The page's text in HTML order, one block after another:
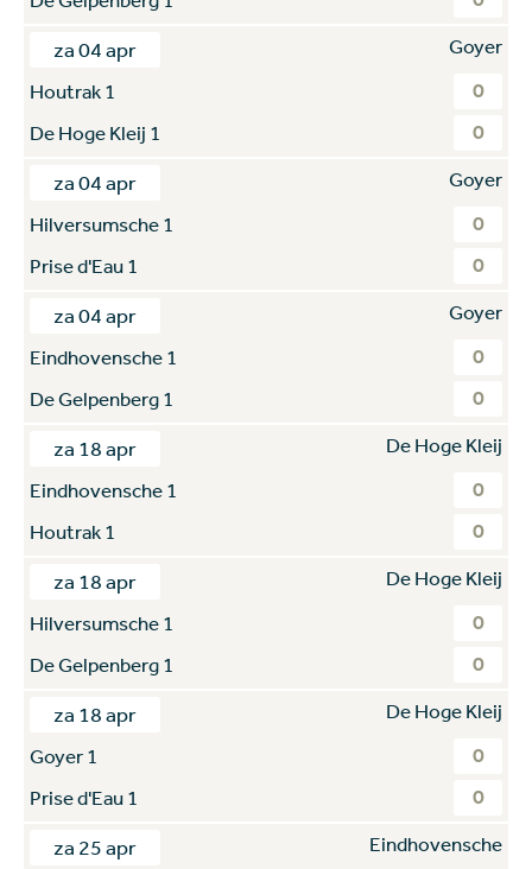
za 04 apr
Goyer
Houtrak 1
0
De Hoge Kleij 1 0
za 04 apr
Goyer
Hilversumsche 1
0
Prise d'Eau 1 0
za 04 apr
Goyer
Eindhovensche 1
0
De Gelpenberg 1 0
za 18 apr
De Hoge Kleij
Eindhovensche 1
0
Houtrak 1 0
za 18 apr
De Hoge Kleij
Hilversumsche 1
0
De Gelpenberg 1 0
za 18 apr
De Hoge Kleij
Goyer 1
0
Prise d'Eau 1 0
za 25 apr
Eindhovensche